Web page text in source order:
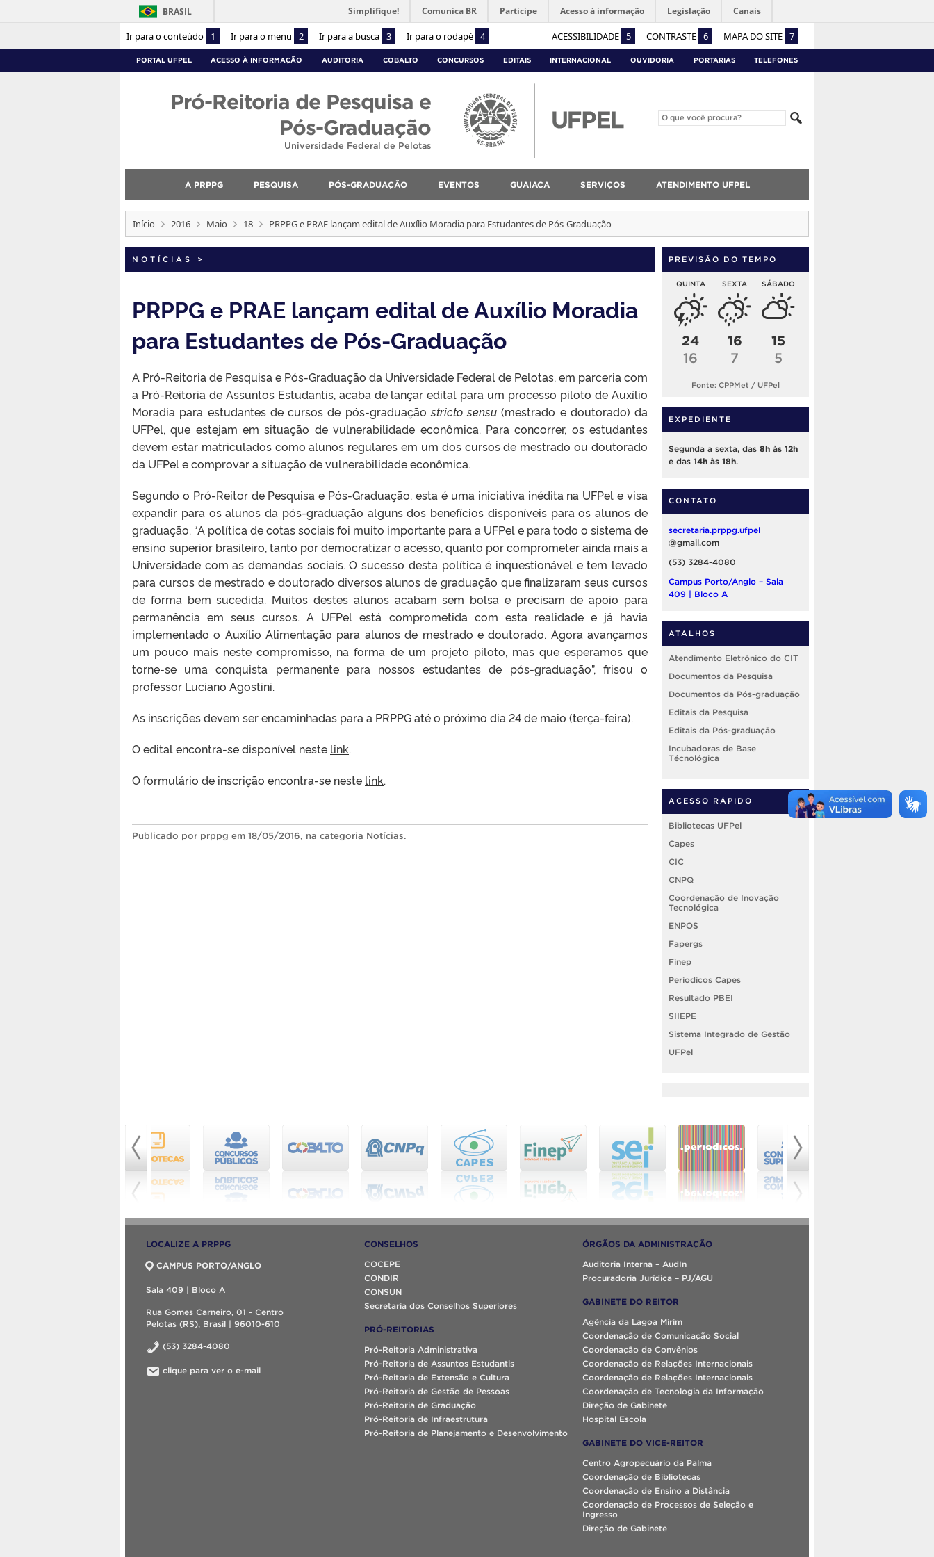
Ir para o conteúdo 1 Ir para o menu 2 Ir para a busca 3 Ir para o rodapé 4 ACESSIBILIDADE 5 CONTRASTE 6 MAPA DO SITE 7
BRASIL Simplifique! Comunica BR Participe Acesso à informação Legislação Canais
PORTAL UFPEL ACESSO À INFORMAÇÃO AUDITORIA COBALTO CONCURSOS EDITAIS INTERNACIONAL OUVIDORIA PORTARIAS TELEFONES
Pró-Reitoria de Pesquisa e
Pós-Graduação
Universidade Federal de Pelotas
A PRPPG PESQUISA PÓS-GRADUAÇÃO EVENTOS GUAIACA SERVIÇOS ATENDIMENTO UFPEL
Início 2016 Maio 18 PRPPG e PRAE lançam edital de Auxílio Moradia para Estudantes de Pós-Graduação
NOTÍCIAS >
PRPPG e PRAE lançam edital de Auxílio Moradia
para Estudantes de Pós-Graduação
A Pró-Reitoria de Pesquisa e Pós-Graduação da Universidade Federal de Pelotas, em parceria com
a Pró-Reitoria de Assuntos Estudantis, acaba de lançar edital para um processo piloto de Auxílio
Moradia para estudantes de cursos de pós-graduaçãostricto sensu (mestrado e doutorado) da
UFPel, que estejam em situação de vulnerabilidade econômica. Para concorrer, os estudantes
devem estar matriculados como alunos regulares em um dos cursos de mestrado ou doutorado
da UFPel e comprovar a situação de vulnerabilidade econômica.
Segundo o Pró-Reitor de Pesquisa e Pós-Graduação, esta é uma iniciativa inédita na UFPel e visa
expandir para os alunos da pós-graduação alguns dos benefícios disponíveis para os alunos de
graduação. “A política de cotas sociais foi muito importante para a UFPel e para todo o sistema de
ensino superior brasileiro, tanto por democratizar o acesso, quanto por comprometer ainda mais a
Universidade com as demandas sociais. O sucesso desta política é inquestionável e tem levado
para cursos de mestrado e doutorado diversos alunos de graduação que finalizaram seus cursos
de forma bem sucedida. Muitos destes alunos acabam sem bolsa e precisam de apoio para
permanência em seus cursos. A UFPel está comprometida com esta realidade e já havia
implementado o Auxílio Alimentação para alunos de mestrado e doutorado. Agora avançamos
um pouco mais neste compromisso, na forma de um projeto piloto, mas que esperamos que
torne-se uma conquista permanente para nossos estudantes de pós-graduação”, frisou o
professor Luciano Agostini.
As inscrições devem ser encaminhadas para a PRPPG até o próximo dia 24 de maio (terça-feira).
O edital encontra-se disponível neste link.
O formulário de inscrição encontra-se neste link.
Publicado por prppg em 18/05/2016, na categoria Notícias.
PREVISÃO DO TEMPO
QUINTA
24
16
SEXTA
16
7
SÁBADO
15
5
Fonte: CPPMet / UFPel
EXPEDIENTE
Segunda a sexta, das 8h às 12h
e das 14h às 18h
CONTATO
secretaria.prppg.ufpel
@gmail.com
(53) 3284-4080
Campus Porto/Anglo – Sala
409 | Bloco A
ATALHOS
Atendimento Eletrônico do CIT
Documentos da Pesquisa
Documentos da Pós-graduação
Editais da Pesquisa
Editais da Pós-graduação
Incubadoras de Base
Técnológica
ACESSO RÁPIDO
Bibliotecas UFPel
Capes
CIC
CNPQ
Coordenação de Inovação
Tecnológica
ENPOS
Fapergs
Finep
Periodicos Capes
Resultado PBEI
SIIEPE
Sistema Integrado de Gestão
UFPel
LOCALIZE A PRPPG
CAMPUS PORTO/ANGLO
Sala 409 | Bloco A
Rua Gomes Carneiro, 01 - Centro
Pelotas (RS), Brasil | 96010-610
(53) 3284-4080
clique para ver o e-mail
CONSELHOS
COCEPE
CONDIR
CONSUN
Secretaria dos Conselhos Superiores
PRÓ-REITORIAS
Pró-Reitoria Administrativa
Pró-Reitoria de Assuntos Estudantis
Pró-Reitoria de Extensão e Cultura
Pró-Reitoria de Gestão de Pessoas
Pró-Reitoria de Graduação
Pró-Reitoria de Infraestrutura
Pró-Reitoria de Planejamento e Desenvolvimento
ÓRGÃOS DA ADMINISTRAÇÃO
Auditoria Interna – AudIn
Procuradoria Jurídica – PJ/AGU
GABINETE DO REITOR
Agência da Lagoa Mirim
Coordenação de Comunicação Social
Coordenação de Convênios
Coordenação de Relações Internacionais
Coordenação de Relações Internacionais
Coordenação de Tecnologia da Informação
Direção de Gabinete
Hospital Escola
GABINETE DO VICE-REITOR
Centro Agropecuário da Palma
Coordenação de Bibliotecas
Coordenação de Ensino a Distância
Coordenação de Processos de Seleção e
Ingresso
Direção de Gabinete